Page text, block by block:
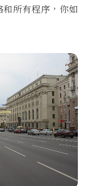
所有程序，你如